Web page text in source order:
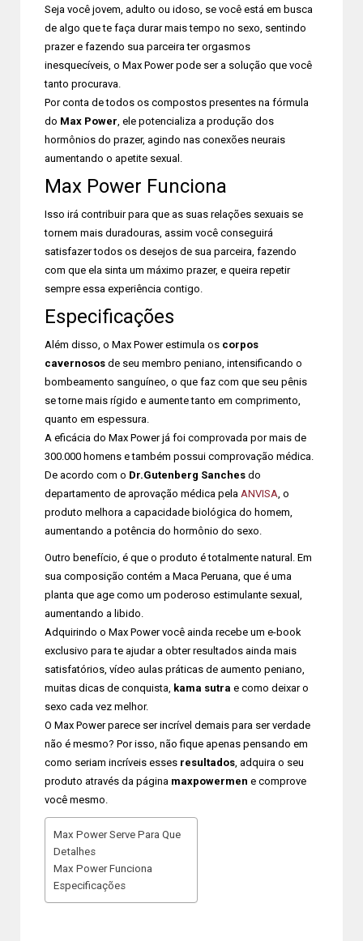
Seja você jovem, adulto ou idoso, se você está em busca
de algo que te faça durar mais tempo no sexo, sentindo
prazer e fazendo sua parceira ter orgasmos
inesquecíveis, o Max Power pode ser a solução que você
tanto procurava.
Por conta de todos os compostos presentes na fórmula
do Max Power, ele potencializa a produção dos
hormônios do prazer, agindo nas conexões neurais
aumentando o apetite sexual.
Max Power Funciona
Isso irá contribuir para que as suas relações sexuais se
tornem mais duradouras, assim você conseguirá
satisfazer todos os desejos de sua parceira, fazendo
com que ela sinta um máximo prazer, e queira repetir
sempre essa experiência contigo.
Especificações
Além disso, o Max Power estimula os corpos
cavernosos de seu membro peniano, intensificando o
bombeamento sanguíneo, o que faz com que seu pênis
se torne mais rígido e aumente tanto em comprimento,
quanto em espessura.
A eficácia do Max Power já foi comprovada por mais de
300.000 homens e também possui comprovação médica.
De acordo com o Dr.Gutenberg Sanches do
departamento de aprovação médica pela ANVISA, o
produto melhora a capacidade biológica do homem,
aumentando a potência do hormônio do sexo.
Outro benefício, é que o produto é totalmente natural. Em
sua composição contém a Maca Peruana, que é uma
planta que age como um poderoso estimulante sexual,
aumentando a libido.
Adquirindo o Max Power você ainda recebe um e-book
exclusivo para te ajudar a obter resultados ainda mais
satisfatórios, vídeo aulas práticas de aumento peniano,
muitas dicas de conquista, kama sutra e como deixar o
sexo cada vez melhor.
O Max Power parece ser incrível demais para ser verdade
não é mesmo? Por isso, não fique apenas pensando em
como seriam incríveis esses resultados, adquira o seu
produto através da página maxpowermen e comprove
você mesmo.
Max Power Serve Para Que
Detalhes
Max Power Funciona
Especificações